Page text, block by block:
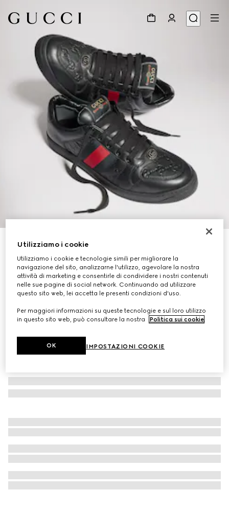
Sneaker Screener uomo
CHF 920
Variantepelle nera
Utilizziamo i cookie
Utilizziamo i cookie e tecnologie simili per migliorare la
navigazione del sito, analizzarne l'utilizzo, agevolare la nostra
attività di marketing e consentirle di condividere i nostri contenuti
nelle sue pagine di social network. Continuando ad utilizzare
questo sito web, lei accetta le presenti condizioni d'uso.
Per maggiori informazioni su queste tecnologie e sul loro utilizzo
in questo sito web, può consultare la nostra
Politica sui cookie.
IMPOSTAZIONI COOKIE
OK